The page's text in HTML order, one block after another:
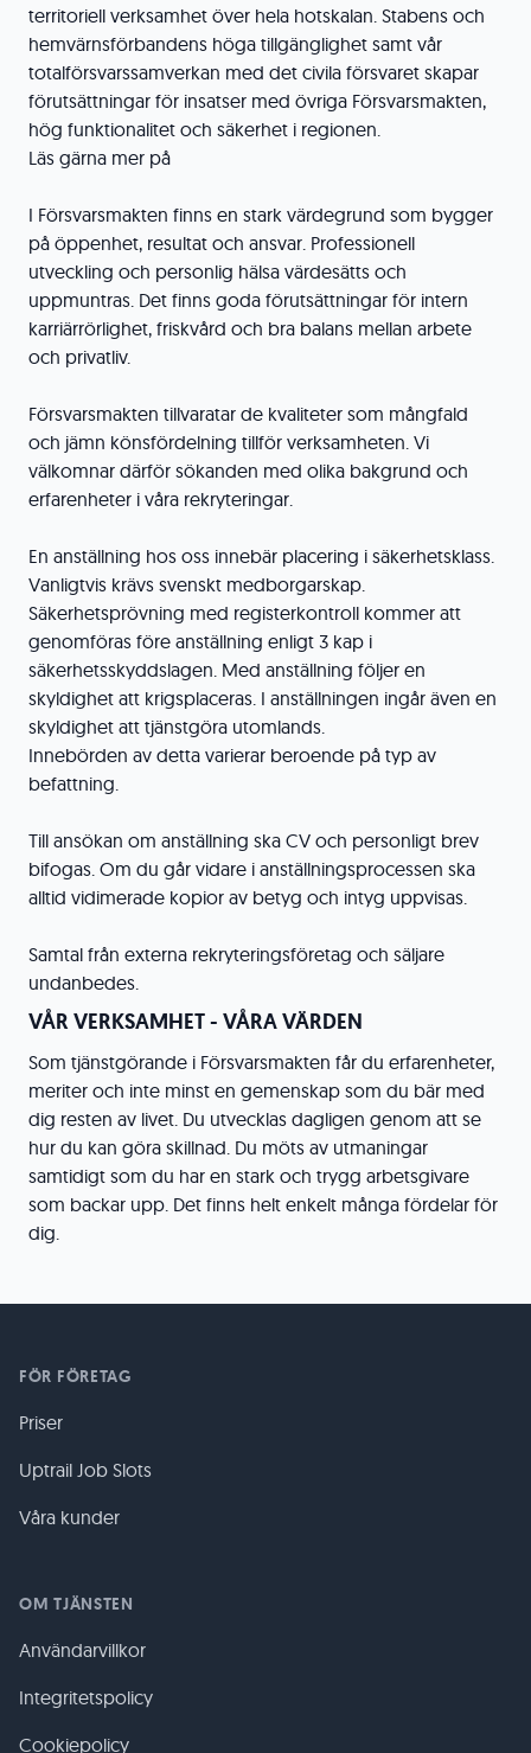
territoriell verksamhet över hela hotskalan. Stabens och
hemvärnsförbandens höga tillgänglighet samt vår
totalförsvarssamverkan med det civila försvaret skapar
förutsättningar för insatser med övriga Försvarsmakten,
hög funktionalitet och säkerhet i regionen.
Läs gärna mer på
I Försvarsmakten finns en stark värdegrund som bygger
på öppenhet, resultat och ansvar. Professionell
utveckling och personlig hälsa värdesätts och
uppmuntras. Det finns goda förutsättningar för intern
karriärrörlighet, friskvård och bra balans mellan arbete
och privatliv.
Försvarsmakten tillvaratar de kvaliteter som mångfald
och jämn könsfördelning tillför verksamheten. Vi
välkomnar därför sökanden med olika bakgrund och
erfarenheter i våra rekryteringar.
En anställning hos oss innebär placering i säkerhetsklass.
Vanligtvis krävs svenskt medborgarskap.
Säkerhetsprövning med registerkontroll kommer att
genomföras före anställning enligt 3 kap i
säkerhetsskyddslagen. Med anställning följer en
skyldighet att krigsplaceras. I anställningen ingår även en
skyldighet att tjänstgöra utomlands.
Innebörden av detta varierar beroende på typ av
befattning.
Till ansökan om anställning ska CV och personligt brev
bifogas. Om du går vidare i anställningsprocessen ska
alltid vidimerade kopior av betyg och intyg uppvisas.
Samtal från externa rekryteringsföretag och säljare
undanbedes.
VÅR VERKSAMHET - VÅRA VÄRDEN
Som tjänstgörande i Försvarsmakten får du erfarenheter,
meriter och inte minst en gemenskap som du bär med
dig resten av livet. Du utvecklas dagligen genom att se
hur du kan göra skillnad. Du möts av utmaningar
samtidigt som du har en stark och trygg arbetsgivare
som backar upp. Det finns helt enkelt många fördelar för
dig.
FÖR FÖRETAG
Priser
Uptrail Job Slots
Våra kunder
OM TJÄNSTEN
Användarvillkor
Integritetspolicy
Cookiepolicy